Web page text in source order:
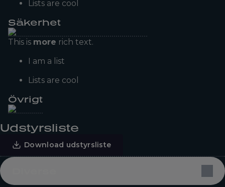
Lists are cool
Säkerhet
This is more rich text.
I am a list
Lists are cool
Övrigt
Udstyrsliste
Download udstyrsliste